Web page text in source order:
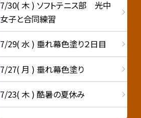
7/30( 木 ) ソフトテニス部 光中
女子と合同練習
7/29( 水 ) 垂れ幕色塗り２日目
7/27( 月 ) 垂れ幕色塗り
7/23( 木 ) 酷暑の夏休み